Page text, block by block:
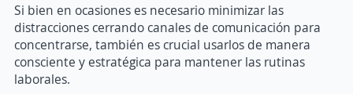
Si bien en ocasiones es necesario minimizar las
distracciones cerrando canales de comunicación para
concentrarse, también es crucial usarlos de manera
consciente y estratégica para mantener las rutinas
laborales.